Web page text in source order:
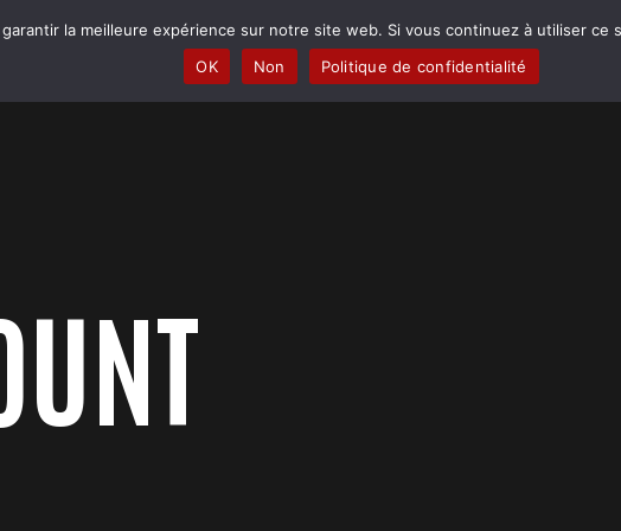
PRATIQUER PERFORMER RENCONTRES BOUTIQUE
la meilleure expérience sur notre site web. Si vous continuez à utiliser
OK
Non Politique de confidentialité